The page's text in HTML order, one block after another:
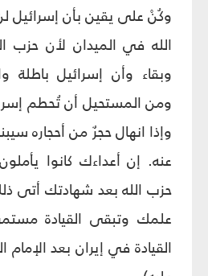
وكُنْ على يقين بأن إسرائيل
الله في الميدان لأن حزب
وبقاء وأن إسرائيل باطلة
ومن المستحيل أن تُحطم
وإذا انهال حجرٌ من أحجاره
عنه. إن أعداءك كانوا
حزب الله بعد شهادتك أتى
علمك وتبقى القيادة
القيادة في إيران بعد